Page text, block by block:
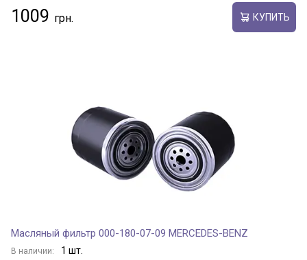
1009 КУПИТЬ
Масляный фильтр 000-180-07-09 MERCEDES-BENZ
В наличии: 1 шт.